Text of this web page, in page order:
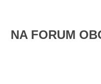
NA FORUM